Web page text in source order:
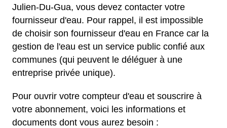
Julien-Du-Gua, vous devez contacter votre
fournisseur d'eau. Pour rappel, il est impossible
de choisir son fournisseur d'eau en France car la
gestion de l'eau est un service public confié aux
communes (qui peuvent le déléguer à une
entreprise privée unique).
Pour ouvrir votre compteur d'eau et souscrire à
votre abonnement, voici les informations et
documents dont vous aurez besoin :